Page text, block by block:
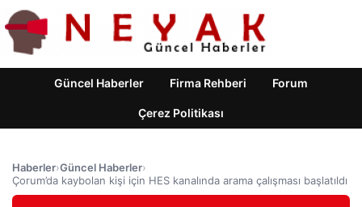
Güncel Haberler Firma Rehberi Forum
Çerez Politikası
Haberler›Güncel Haberler›
Çorum’da kaybolan kişi için HES kanalında arama çalışması başlatıldı